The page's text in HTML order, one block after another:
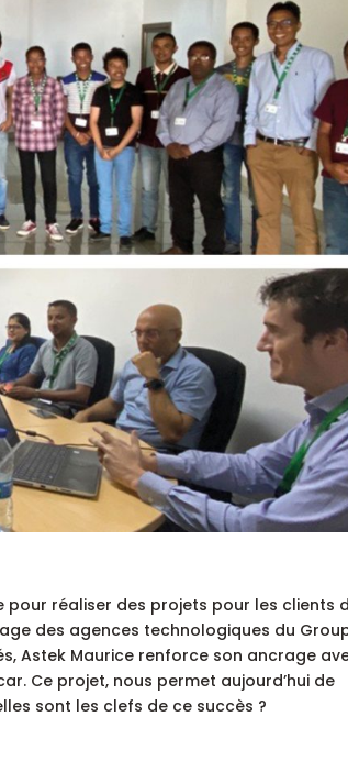
pour réaliser des projets pour les clients
des agences technologiques du
Astek Maurice renforce son ancrage
Ce projet, nous permet aujourd’hui de
sont les clefs de ce succès ?